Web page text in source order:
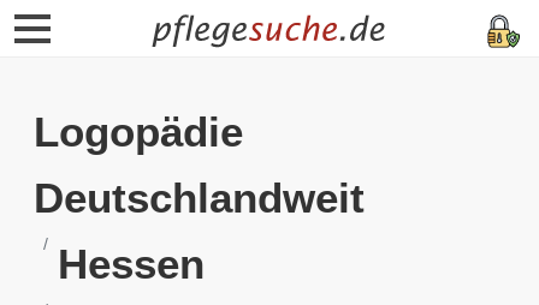
Logopädie
Deutschlandweit
Hessen